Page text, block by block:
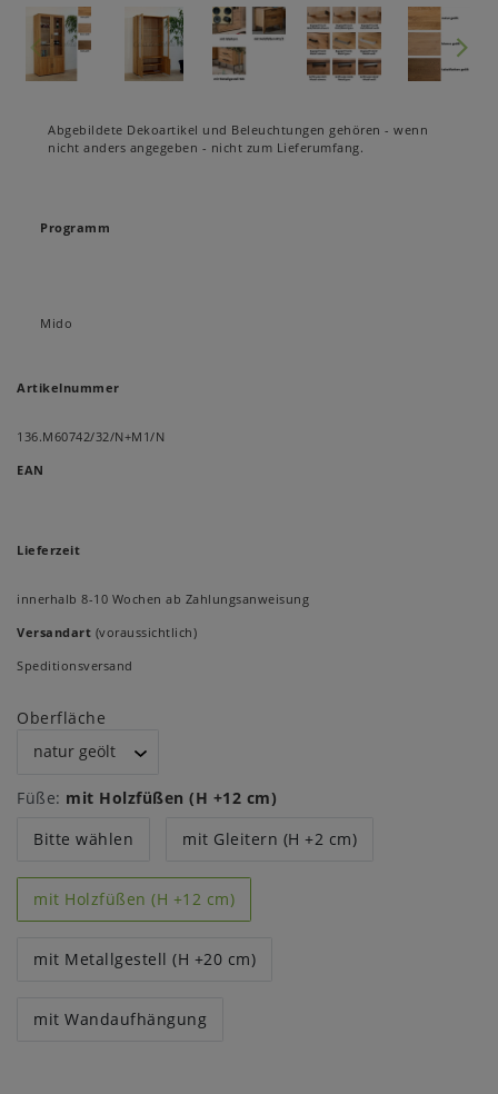
Abgebildete Dekoartikel und Beleuchtungen gehören - wenn
nicht anders angegeben - nicht zum Lieferumfang.
Programm
Mido
Artikelnummer
136.M60742/32/N+M1/N
EAN
Lieferzeit
innerhalb 8-10 Wochen ab Zahlungsanweisung
Versandart (voraussichtlich)
Speditionsversand
Oberfläche
Füße: mit Holzfüßen (H +12 cm)
Bitte wählen
mit Gleitern (H +2 cm)
mit Holzfüßen (H +12 cm)
mit Metallgestell (H +20 cm)
mit Wandaufhängung